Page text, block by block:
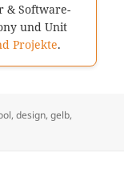
& Software-
und Unit
Projekte.
,design,gelb,